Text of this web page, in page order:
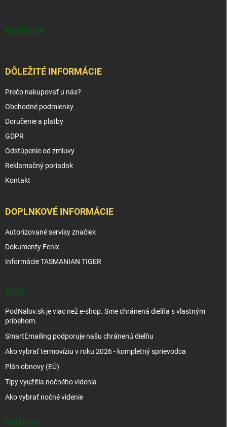
FACEBOOK
DÔLEŽITÉ INFORMÁCIE
Prečo nakupovať u nás?
Obchodné podmienky
Doručenie a platby
GDPR
Odstúpenie od zmluvy
Reklamačný poriadok
Kontakt
DOPLNKOVÉ INFORMÁCIE
Autorizované servisy značiek
Dokumenty Fenix
Informácie TASMANIAN TIGER
BLOG
PodNalov.sk je viac než e-shop. Sme chránená dielňa s vlastným
príbehom.
SmartEmailing podporuje našu chránenú dielňu
Ako vybrať termovíziu v roku 2026 - kompletný sprievodca
Plán obnovy (EÚ)
Tipy využitia nočného videnia
Ako vybrať nočné videnie
KONTAKT